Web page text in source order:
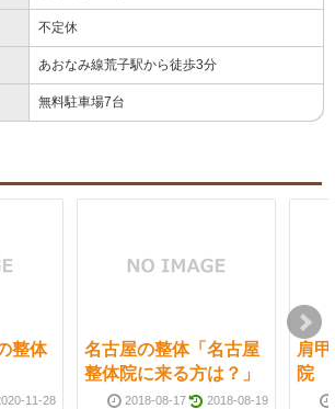
不定休
あおなみ線荒子駅から徒歩3分
無料駐車場7台
整体
11-28
名古屋の整体「名古屋
整体院に来る方は？」
2018-08-17 2018-08-19
肩
院